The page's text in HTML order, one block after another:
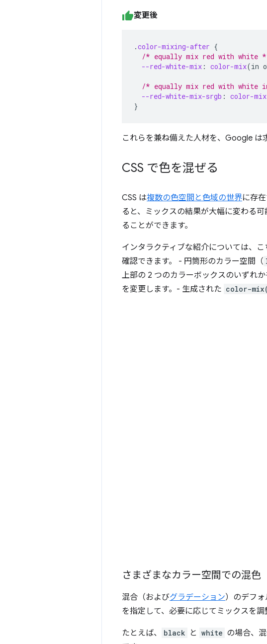
変更後
.color-mixing-after {
/* equally mix red with white
--red-white-mix : color-mix(in
/* equally mix red with white
--red-white-mix-srgb : color-mix
}
これらを兼ね備えた人材を、Google は
CSS で色を混ぜる
CSS は複数の色空間と色域の世界に存
ると、ミックスの結果が大幅に変わる
ることができます。
インタラクティブな紹介については、こ
確認できます。 - 円筒形のカラー空間（
上部の 2 つのカラーボックスのいずれ
を変更します。- 生成された color-
さまざまなカラー空間での混色
混合（およびグラデーション）のデフ
を指定して、必要に応じてミックスを調
たとえば、 black と white の場合、